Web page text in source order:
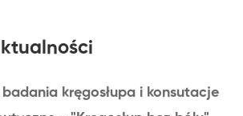
badania kręgosłupa i konsutacje